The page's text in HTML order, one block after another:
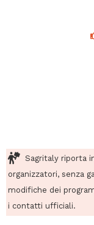
Sagritaly riporta
organizzatori, senza
modifiche dei
i contatti ufficiali.